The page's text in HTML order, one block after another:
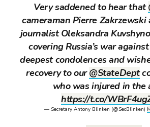
Very saddened to hear that
cameraman Pierre Zakrzewski
journalist Oleksandra
covering Russia’s war
deepest condolences and
recovery to our@StateDept
who was injured in the
https://t.co/
— Secretary Antony Blinken (@SecBlinken)